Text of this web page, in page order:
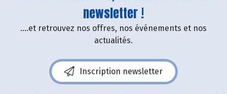
newsletter !
....et retrouvez nos offres, nos événements et nos
actualités.
Inscription newsletter